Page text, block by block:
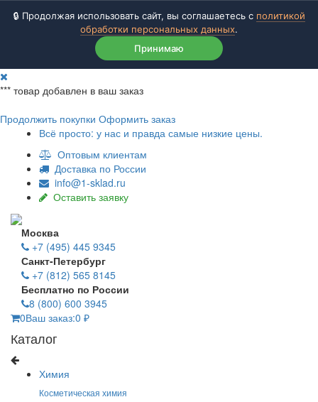
🔒 Продолжая использовать сайт, вы соглашаетесь с политикой
обработки персональных данных.
Принимаю
*** товар добавлен в ваш заказ
Продолжить покупки Оформить заказ
Всё просто: у нас и правда самые низкие цены.
Оптовым клиентам
Доставка по России
info@1-sklad.ru
Оставить заявку
Москва
+7 (495) 445 9345
Санкт-Петербург
+7 (812) 565 8145
Бесплатно по России
8 (800) 600 3945
0Ваш заказ:0 ₽
Каталог
Химия
Косметическая химия